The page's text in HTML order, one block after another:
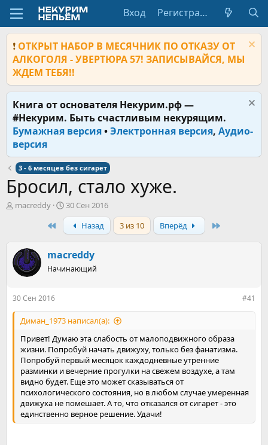
Вход Регистрация
❗ ОТКРЫТ НАБОР В МЕСЯЧНИК ПО ОТКАЗУ ОТ
АЛКОГОЛЯ - УВЕРТЮРА 57! ЗАПИСЫВАЙСЯ, МЫ
ЖДЕМ ТЕБЯ!!
Книга от основателя Некурим.рф —
#Некурим. Быть счастливым некурящим.
Бумажная версия•Электронная версия, Аудио-
версия
3 - 6 месяцев без сигарет
Бросил, стало хуже.
А
т
е
macreddy
Д
а
а
а
ч
30 Сен 2016
Назад 3 из 10 Вперёд
macreddy
Начинающий
30 Сен 2016 #41
Диман_1973 написал(а):
Привет! Думаю эта слабость от малоподвижного образа
жизни. Попробуй начать движуху, только без фанатизма.
Попробуй первый месяцок каждодневные утренние
разминки и вечерние прогулки на свежем воздухе, а там
видно будет. Еще это может сказываться от
психологического состояния, но в любом случае умеренная
движуха не помешает. А то, что отказался от сигарет - это
единственно верное решение. Удачи!